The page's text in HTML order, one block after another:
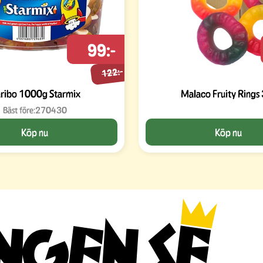
1000g Starmix
122:-
99:-
Bäst före:270430
Köp nu
Malaco Fruity Rings
Köp nu